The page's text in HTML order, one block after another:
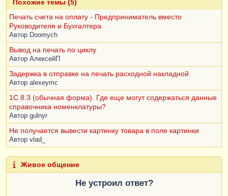
Похожие темы (5)
Печать счета на оплату - Предприниматель вместо
Руководителя и Бухгалтера
Автор Doomych
Вывод на печать по циклу
Автор АлексейП
Задержка в отправке на печать расходной накладной
Автор alexeymc
1С 8.3 (обычная форма). Где еще могут содержаться данные
справочника номенклатуры?
Автор gulnyr
Не получается вывести картинку товара в поле картинки
Автор vlad_
Живое общение
Не устроил ответ?